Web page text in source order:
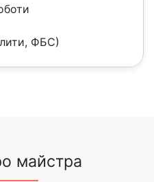
ФБС)
майстра